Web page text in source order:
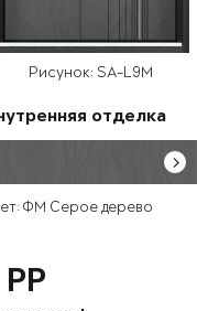
Рисунок: SA-L9M
отделка
ФМ Серое дерево